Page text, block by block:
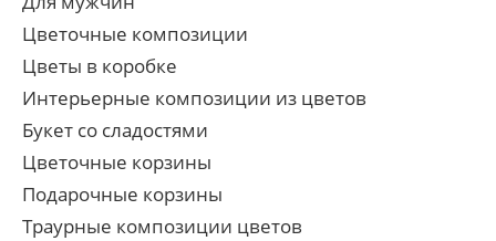
Цветочные композиции
Цветы в коробке
Интерьерные композиции из цветов
Букет со сладостями
Цветочные корзины
Подарочные корзины
Траурные композиции цветов